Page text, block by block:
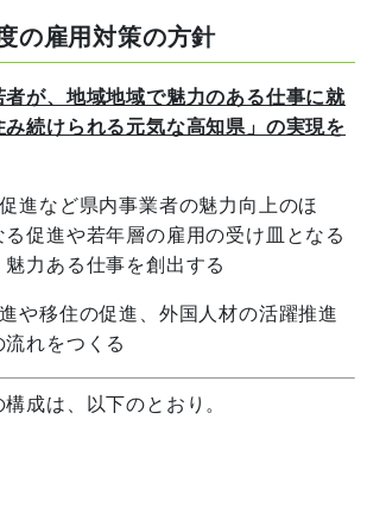
の雇用対策の方針
者が、地域地域で魅力のある仕事に就
み続けられる元気な高知県」の実現を
進など県内事業者の魅力向上のほ
促進や若年層の雇用の受け皿となる
力ある仕事を創出する
や移住の促進、外国人材の活躍推進
れをつくる
成は、以下のとおり。